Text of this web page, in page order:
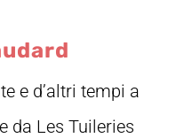
e d’altri tempi a
da Les Tuileries